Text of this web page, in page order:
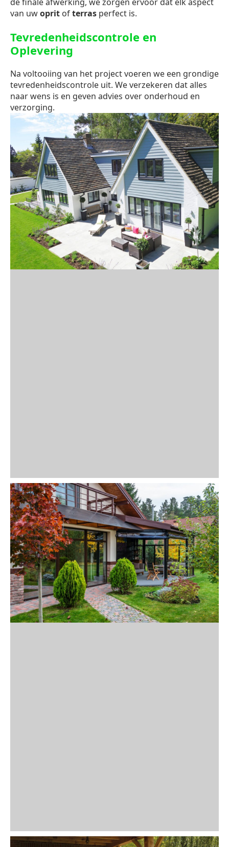
van uwoprit ofterras perfect is.
Tevredenheidscontrole en
Oplevering
Na voltooiing van het project voeren we een grondige
tevredenheidscontrole uit. We verzekeren dat alles
naar wens is en geven advies over onderhoud en
verzorging.